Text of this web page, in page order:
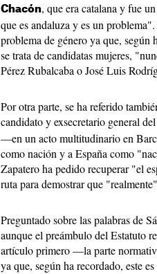
Chacón, que era catalana y fue
que es andaluza y es un
problema de género ya que,
se trata de candidatas mujeres,
Pérez Rubalcaba o José Luis
Por otra parte, se ha referido
candidato y exsecretario general
—en un acto multitudinario en
como nación y a España como
Zapatero ha pedido recuperar "el
ruta para demostrar que
Preguntado sobre las palabras de
aunque el preámbulo del Estatuto
artículo primero —la parte
ya que, según ha recordado, este